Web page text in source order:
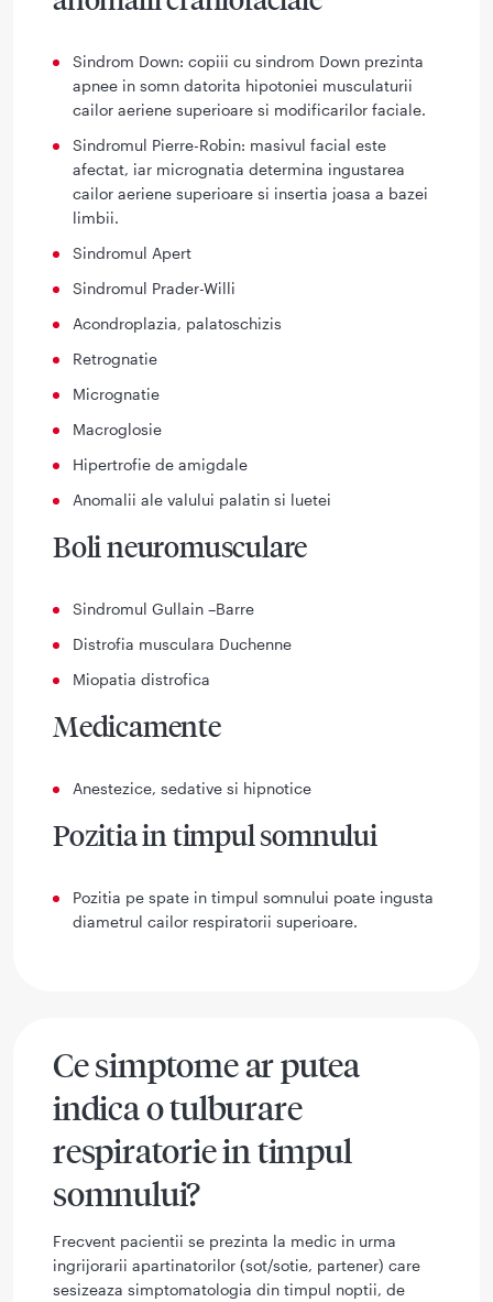
Sindrom Down: copiii cu sindrom Down prezinta
apnee in somn datorita hipotoniei musculaturii
cailor aeriene superioare si modificarilor faciale.
Sindromul Pierre-Robin: masivul facial este
afectat, iar micrognatia determina ingustarea
cailor aeriene superioare si insertia joasa a bazei
limbii.
Sindromul Apert
Sindromul Prader-Willi
Acondroplazia, palatoschizis
Retrognatie
Micrognatie
Macroglosie
Hipertrofie de amigdale
Anomalii ale valului palatin si luetei
Boli neuromusculare
Sindromul Gullain –Barre
Distrofia musculara Duchenne
Miopatia distrofica
Medicamente
Anestezice, sedative si hipnotice
Pozitia in timpul somnului
Pozitia pe spate in timpul somnului poate ingusta
diametrul cailor respiratorii superioare.
Ce simptome ar putea
indica o tulburare
respiratorie in timpul
somnului?
Frecvent pacientii se prezinta la medic in urma
ingrijorarii apartinatorilor (sot/sotie, partener) care
sesizeaza simptomatologia din timpul noptii, de